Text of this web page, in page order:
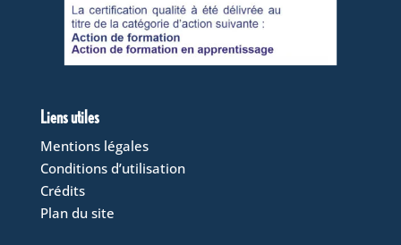
Liens utiles
Mentions légales
Conditions d’utilisation
Crédits
Plan du site